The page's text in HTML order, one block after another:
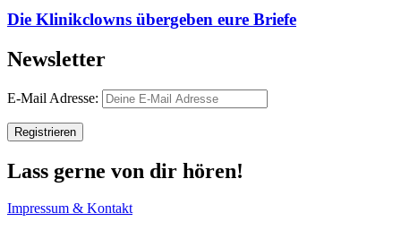
Die Klinikclowns übergeben eure Briefe
Newsletter
E-Mail Adresse:
Lass gerne von dir hören!
Impressum & Kontakt